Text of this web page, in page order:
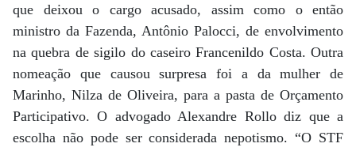
que deixou o cargo acusado, assim como o então
ministro da Fazenda, Antônio Palocci, de envolvimento
na quebra de sigilo do caseiro Francenildo Costa. Outra
nomeação que causou surpresa foi a da mulher de
Marinho, Nilza de Oliveira, para a pasta de Orçamento
Participativo. O advogado Alexandre Rollo diz que a
escolha não pode ser considerada nepotismo. “O STF